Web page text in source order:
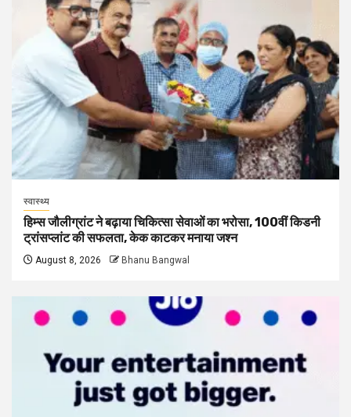
स्वास्थ्य
हिम्स जौलीग्रांट ने बढ़ाया चिकित्सा सेवाओं का भरोसा, 100वीं किडनी
ट्रांसप्लांट की सफलता, केक काटकर मनाया जश्न
August 8, 2026 Bhanu Bangwal